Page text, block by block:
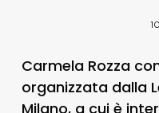
Carmela Rozza
organizzata dalla
Milano, a cui è